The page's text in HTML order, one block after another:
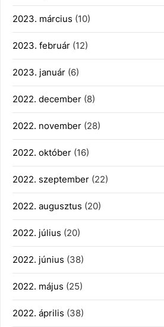
2023. március (10)
2023. február (12)
2023. január (6)
2022. december (8)
2022. november (28)
2022. október (16)
2022. szeptember (22)
2022. augusztus (20)
2022. július (20)
2022. június (38)
2022. május (25)
2022. április (38)